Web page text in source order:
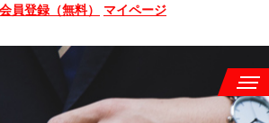
会員登録（無料） マイページ